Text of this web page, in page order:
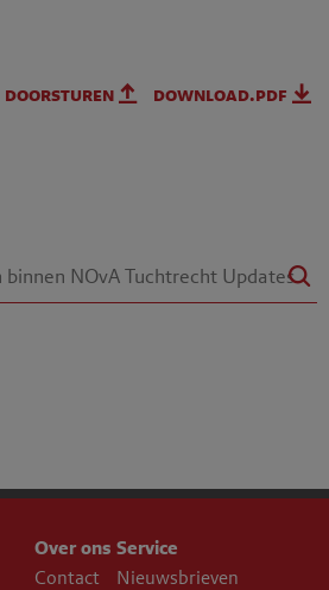
doorsturen download.pdf
Over ons
Contact
Service
Nieuwsbrieven